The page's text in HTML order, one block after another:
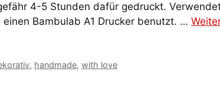
4-5 Stunden dafür gedruckt.
Bambulab A1 Drucker benutzt. …
, handmade,with love